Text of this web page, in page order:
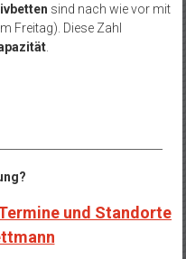
sind nach wie vor mit
Freitag). Diese Zahl
.
und Standorte